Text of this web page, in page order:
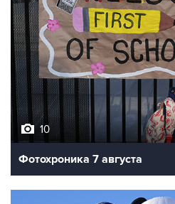
10
Фотохроника 7 августа